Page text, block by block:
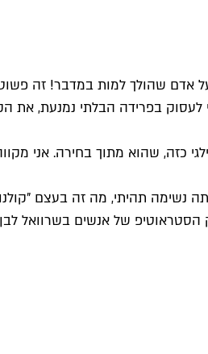
אדם שהולך למות במדבר! זה
בפרידה הבלתי נמנעת, את
כזה, שהוא מתוך בחירה. אני
תהיתי, מה זה בעצם
של אנשים בשרוואל